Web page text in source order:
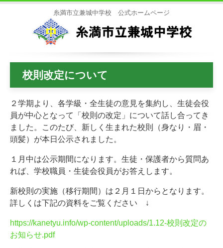
糸満市立兼城中学校 公式ホームページ
校則改定について
２学期より、各学級・全生徒の意見を集約し、生徒会役
員が中心となって「校則の改定」について話し合ってき
ました。このたび、新しく生まれた校則（身なり・眉・
頭髪）が本日公示されました。
１月中は公示期間になります。生徒・保護者から質問あ
れば、学校職員・生徒会役員がお答えします。
新校則の実施（移行期間）は２月１日からとなります。
詳しくは下記の資料をご覧ください ↓
https://kanetyu.info/wp-content/uploads/1.12-校則改定の
お知らせ.pdf